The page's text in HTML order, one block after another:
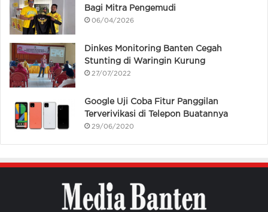
Bagi Mitra Pengemudi
06/04/2026
Dinkes Monitoring Banten Cegah
Stunting di Waringin Kurung
27/07/2022
Google Uji Coba Fitur Panggilan
Terverivikasi di Telepon Buatannya
29/06/2020